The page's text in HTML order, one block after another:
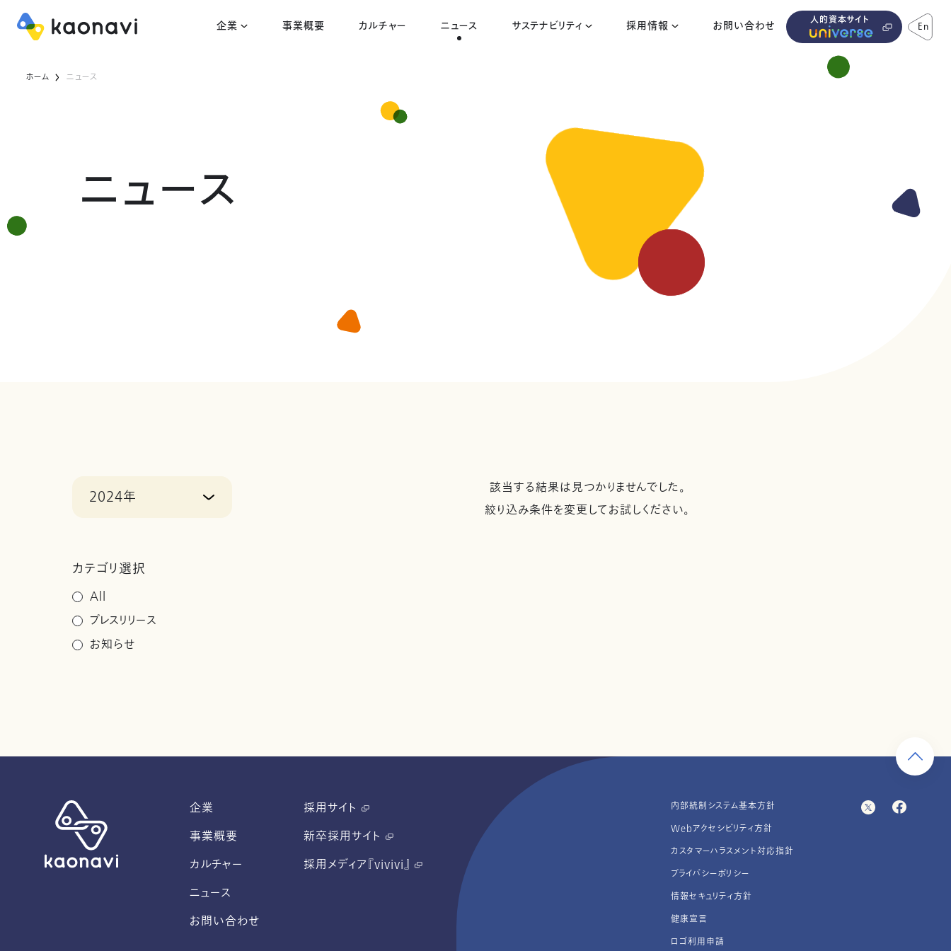
企業 事業概要 カルチャー ニュース サステナビリティ 採用情報 お問い合わせ 人的資本サイト En
ホーム ニュース
ニュース
2024年
カテゴリ選択
All
プレスリリース
お知らせ
該当する結果は見つかりませんでした。
絞り込み条件を変更してお試しください。
企業
事業概要
カルチャー
ニュース
お問い合わせ
採用サイト
新卒採用サイト
採用メディア『vivivi』
内部統制システム基本方針
Webアクセシビリティ方針
カスタマーハラスメント対応指針
プライバシーポリシー
情報セキュリティ方針
健康宣言
ロゴ利用申請